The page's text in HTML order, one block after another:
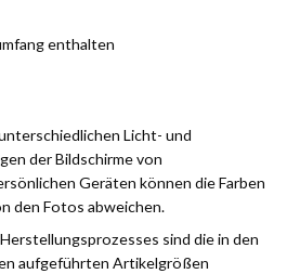
enthalten
Licht- und
der Bildschirme von
Geräten können die Farben
den Fotos abweichen.
sind die in den
aufgeführten Artikelgrößen